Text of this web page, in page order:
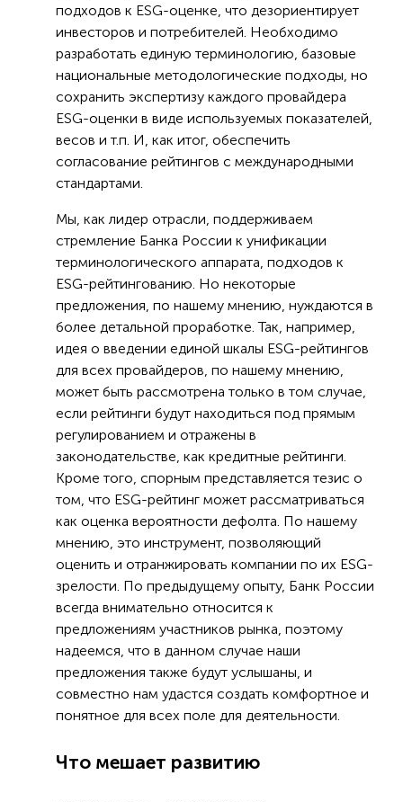
подходов к ESG-оценке, что дезориентирует
инвесторов и потребителей. Необходимо
разработать единую терминологию, базовые
национальные методологические подходы, но
сохранить экспертизу каждого провайдера
ESG-оценки в виде используемых показателей,
весов и т.п. И, как итог, обеспечить
согласование рейтингов с международными
стандартами.
Мы, как лидер отрасли, поддерживаем
стремление Банка России к унификации
терминологического аппарата, подходов к
ESG-рейтингованию. Но некоторые
предложения, по нашему мнению, нуждаются в
более детальной проработке. Так, например,
идея о введении единой шкалы ESG-рейтингов
для всех провайдеров, по нашему мнению,
может быть рассмотрена только в том случае,
если рейтинги будут находиться под прямым
регулированием и отражены в
законодательстве, как кредитные рейтинги.
Кроме того, спорным представляется тезис о
том, что ESG-рейтинг может рассматриваться
как оценка вероятности дефолта. По нашему
мнению, это инструмент, позволяющий
оценить и отранжировать компании по их ESG-
зрелости. По предыдущему опыту, Банк России
всегда внимательно относится к
предложениям участников рынка, поэтому
надеемся, что в данном случае наши
предложения также будут услышаны, и
совместно нам удастся создать комфортное и
понятное для всех поле для деятельности.
Что мешает развитию